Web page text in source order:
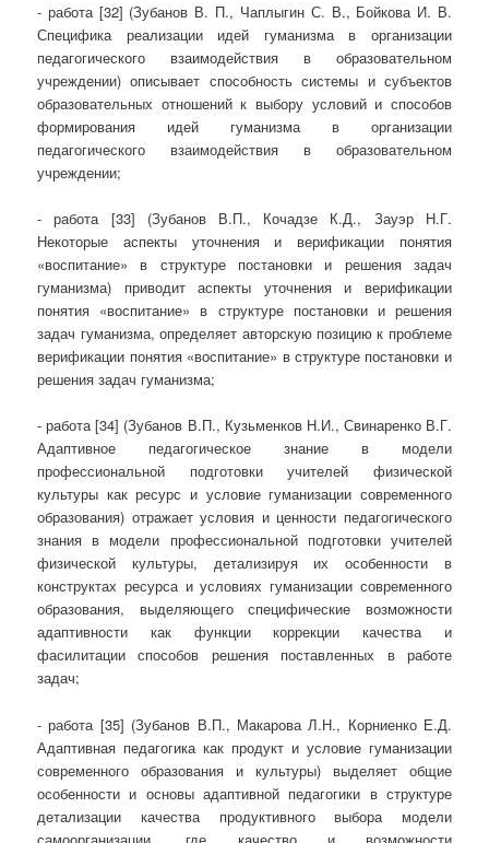
- работа [32] (Зубанов В. П., Чаплыгин С. В., Бойкова И. В.
Специфика реализации идей гуманизма в организации
педагогического взаимодействия в образовательном
учреждении) описывает способность системы и субъектов
образовательных отношений к выбору условий и способов
формирования идей гуманизма в организации
педагогического взаимодействия в образовательном
учреждении;
- работа [33] (Зубанов В.П., Кочадзе К.Д., Зауэр Н.Г.
Некоторые аспекты уточнения и верификации понятия
«воспитание» в структуре постановки и решения задач
гуманизма) приводит аспекты уточнения и верификации
понятия «воспитание» в структуре постановки и решения
задач гуманизма, определяет авторскую позицию к проблеме
верификации понятия «воспитание» в структуре постановки и
решения задач гуманизма;
- работа [34] (Зубанов В.П., Кузьменков Н.И., Свинаренко В.Г.
Адаптивное педагогическое знание в модели
профессиональной подготовки учителей физической
культуры как ресурс и условие гуманизации современного
образования) отражает условия и ценности педагогического
знания в модели профессиональной подготовки учителей
физической культуры, детализируя их особенности в
конструктах ресурса и условиях гуманизации современного
образования, выделяющего специфические возможности
адаптивности как функции коррекции качества и
фасилитации способов решения поставленных в работе
задач;
- работа [35] (Зубанов В.П., Макарова Л.Н., Корниенко Е.Д.
Адаптивная педагогика как продукт и условие гуманизации
современного образования и культуры) выделяет общие
особенности и основы адаптивной педагогики в структуре
детализации качества продуктивного выбора модели
самоорганизации, где качество и возможности